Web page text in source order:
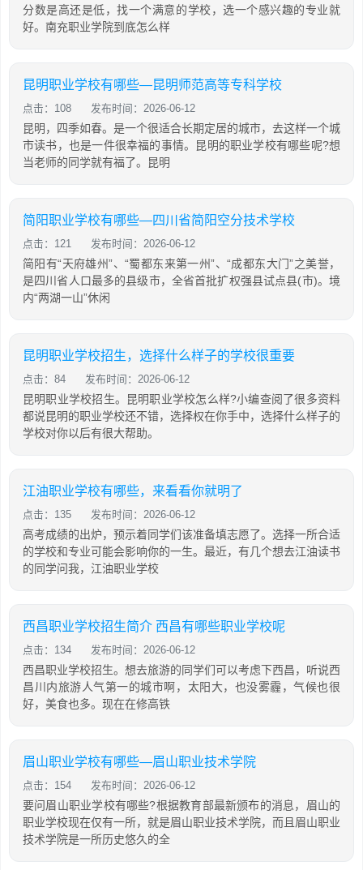
分数是高还是低，找一个满意的学校，选一个感兴趣的专业就
好。南充职业学院到底怎么样
昆明职业学校有哪些—昆明师范高等专科学校
点击：108 发布时间：2026-06-12
昆明，四季如春。是一个很适合长期定居的城市，去这样一个城
市读书，也是一件很幸福的事情。昆明的职业学校有哪些呢?想
当老师的同学就有福了。昆明
简阳职业学校有哪些—四川省简阳空分技术学校
点击：121 发布时间：2026-06-12
简阳有“天府雄州”、“蜀都东来第一州”、“成都东大门”之美誉，
是四川省人口最多的县级市，全省首批扩权强县试点县(市)。境
内“两湖一山”休闲
昆明职业学校招生，选择什么样子的学校很重要
点击：84 发布时间：2026-06-12
昆明职业学校招生。昆明职业学校怎么样?小编查阅了很多资料
都说昆明的职业学校还不错，选择权在你手中，选择什么样子的
学校对你以后有很大帮助。
江油职业学校有哪些，来看看你就明了
点击：135 发布时间：2026-06-12
高考成绩的出炉，预示着同学们该准备填志愿了。选择一所合适
的学校和专业可能会影响你的一生。最近，有几个想去江油读书
的同学问我，江油职业学校
西昌职业学校招生简介 西昌有哪些职业学校呢
点击：134 发布时间：2026-06-12
西昌职业学校招生。想去旅游的同学们可以考虑下西昌，听说西
昌川内旅游人气第一的城市啊，太阳大，也没雾霾，气候也很
好，美食也多。现在在修高铁
眉山职业学校有哪些—眉山职业技术学院
点击：154 发布时间：2026-06-12
要问眉山职业学校有哪些?根据教育部最新颁布的消息，眉山的
职业学校现在仅有一所，就是眉山职业技术学院，而且眉山职业
技术学院是一所历史悠久的全